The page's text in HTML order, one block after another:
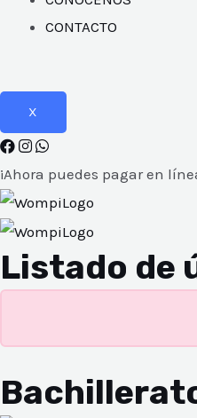
CONTACTO
X
¡Ahora puedes pagar en
Listado de